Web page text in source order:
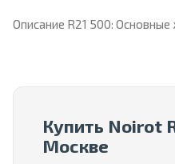
Описание R21 500: Основные
Купить Noirot
Москве